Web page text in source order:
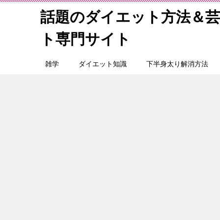
話題のダイエット方法＆
ト専門サイト
雑学 ダイエット知識 下半身太り解消方法